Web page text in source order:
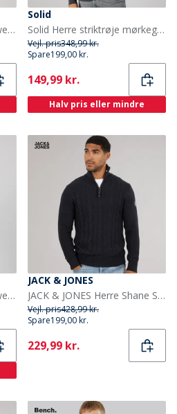
Solid Herre strik pullover sweater True Black
Solid
Solid Herre striktrøje mørkegrå melange Dar Grey M
Vejl. pris348,99 kr.
Spare199,00 kr.
Current
149,99 kr.
Halv pris eller mindre
Solid Herre strik pullover sweater True Black
JACK & JONES
JACK & JONES Herre Shane Strikket Trøje Blå Blazer
Vejl. pris428,99 kr.
Spare199,00 kr.
Current
229,99 kr.